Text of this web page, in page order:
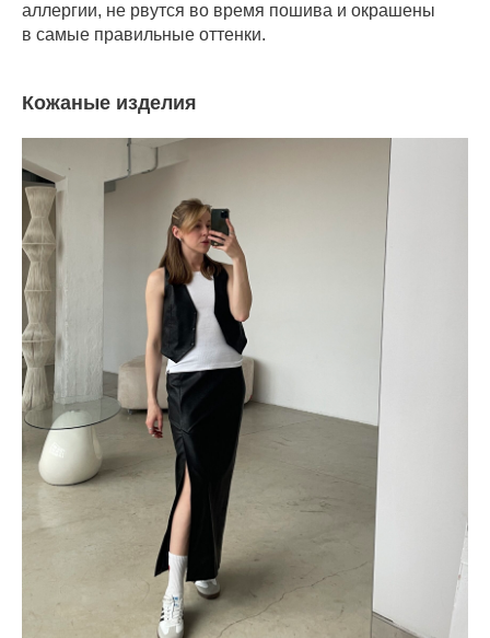
аллергии, не рвутся во время пошива и окрашены
в самые правильные оттенки.
Кожаные изделия